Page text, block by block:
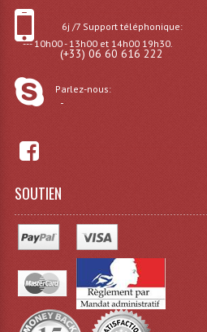
6j /7 Support téléphonique:
--- 10h00 - 13h00 et 14h00 19h30.
(+33) 06 60 616 222
Parlez-nous:
-
SOUTIEN